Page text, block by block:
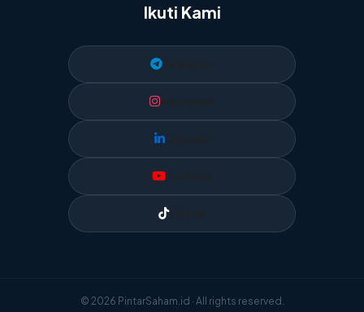
Ikuti Kami
LinkedIn
YouTube
TikTok
© 2026 PintarSaham.id · All rights reserved.